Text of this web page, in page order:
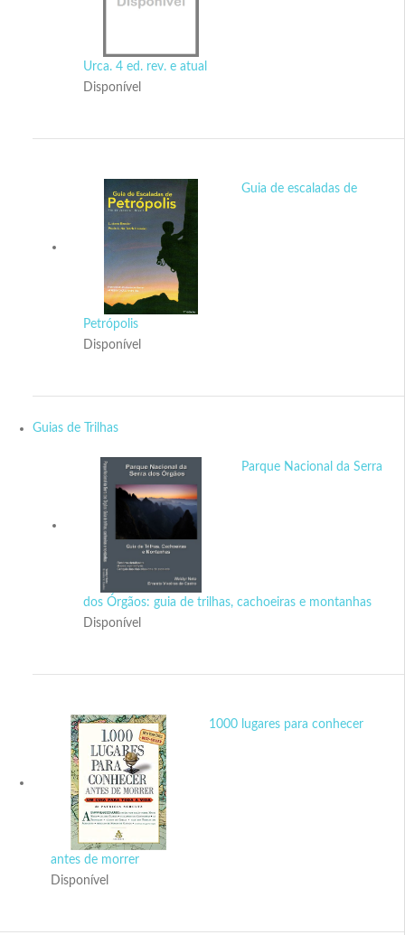
Urca. 4 ed. rev. e atual
Disponível
Guia de escaladas de
Petrópolis
Disponível
Guias de Trilhas
Parque Nacional da Serra
dos Órgãos: guia de trilhas, cachoeiras e montanhas
Disponível
1000 lugares para conhecer
antes de morrer
Disponível